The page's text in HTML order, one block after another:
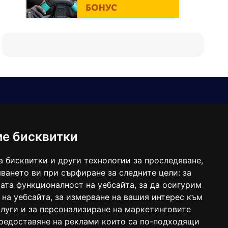
бисквитки
бисквитки и други технологии за проследяване,
ви при сърфиране за следните цели: за
функционалност на уебсайта, за да осигурим
уебсайта, за измерване на вашия интерес към
и за персонализиране на маркетинговите
на реклами които са по-подходящи
balgarkanews@gmail.com